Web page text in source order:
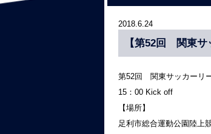
2018.6.24
【第52回 関東
第52回 関東サッカーリ
15：00 Kick off
【場所】
足利市総合運動公園陸上